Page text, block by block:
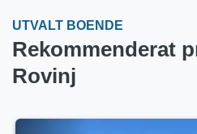
UTVALT BOENDE
Rekommenderat
Rovinj